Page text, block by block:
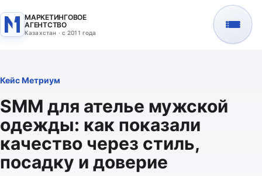
МАРКЕТИНГОВОЕ
АГЕНТСТВО
Казахстан · с 2011 года
Кейс Метриум
SMM для ателье мужской
одежды: как показали
качество через стиль,
посадку и доверие